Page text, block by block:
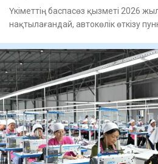
Үкіметтің баспасөз қызметі 2026
нақтылағандай, автокөлік өткізу